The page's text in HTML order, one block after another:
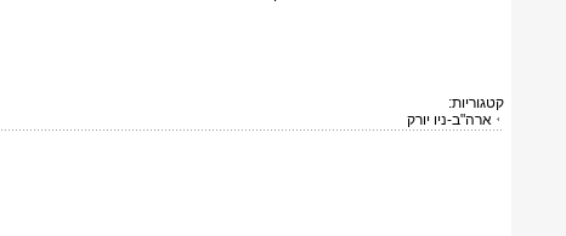
קטגוריות:
ארה"ב-ניו יורק